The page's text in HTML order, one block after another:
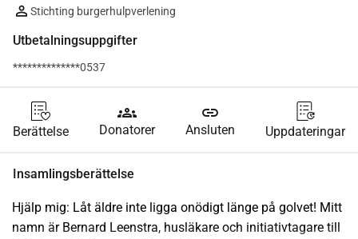
Stichting burgerhulpverlening
Utbetalningsuppgifter
**************0537
Berättelse
groups
Donatorer
link
Ansluten Uppdateringar
Insamlingsberättelse
Hjälp mig: Låt äldre inte ligga onödigt länge på golvet! Mitt
namn är Bernard Leenstra, husläkare och initiativtagare till